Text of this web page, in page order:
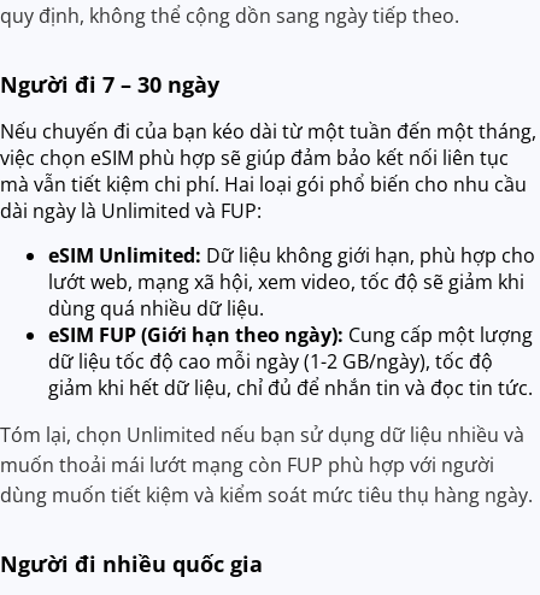
quy định, không thể cộng dồn sang ngày tiếp theo.
Người đi 7 – 30 ngày
Nếu chuyến đi của bạn kéo dài từ một tuần đến một tháng,
việc chọn eSIM phù hợp sẽ giúp đảm bảo kết nối liên tục
mà vẫn tiết kiệm chi phí. Hai loại gói phổ biến cho nhu cầu
dài ngày là Unlimited và FUP:
eSIM Unlimited: Dữ liệu không giới hạn, phù hợp cho
lướt web, mạng xã hội, xem video, tốc độ sẽ giảm khi
dùng quá nhiều dữ liệu.
eSIM FUP (Giới hạn theo ngày): Cung cấp một lượng
dữ liệu tốc độ cao mỗi ngày (1-2 GB/ngày), tốc độ
giảm khi hết dữ liệu, chỉ đủ để nhắn tin và đọc tin tức.
Tóm lại, chọn Unlimited nếu bạn sử dụng dữ liệu nhiều và
muốn thoải mái lướt mạng còn FUP phù hợp với người
dùng muốn tiết kiệm và kiểm soát mức tiêu thụ hàng ngày.
Người đi nhiều quốc gia